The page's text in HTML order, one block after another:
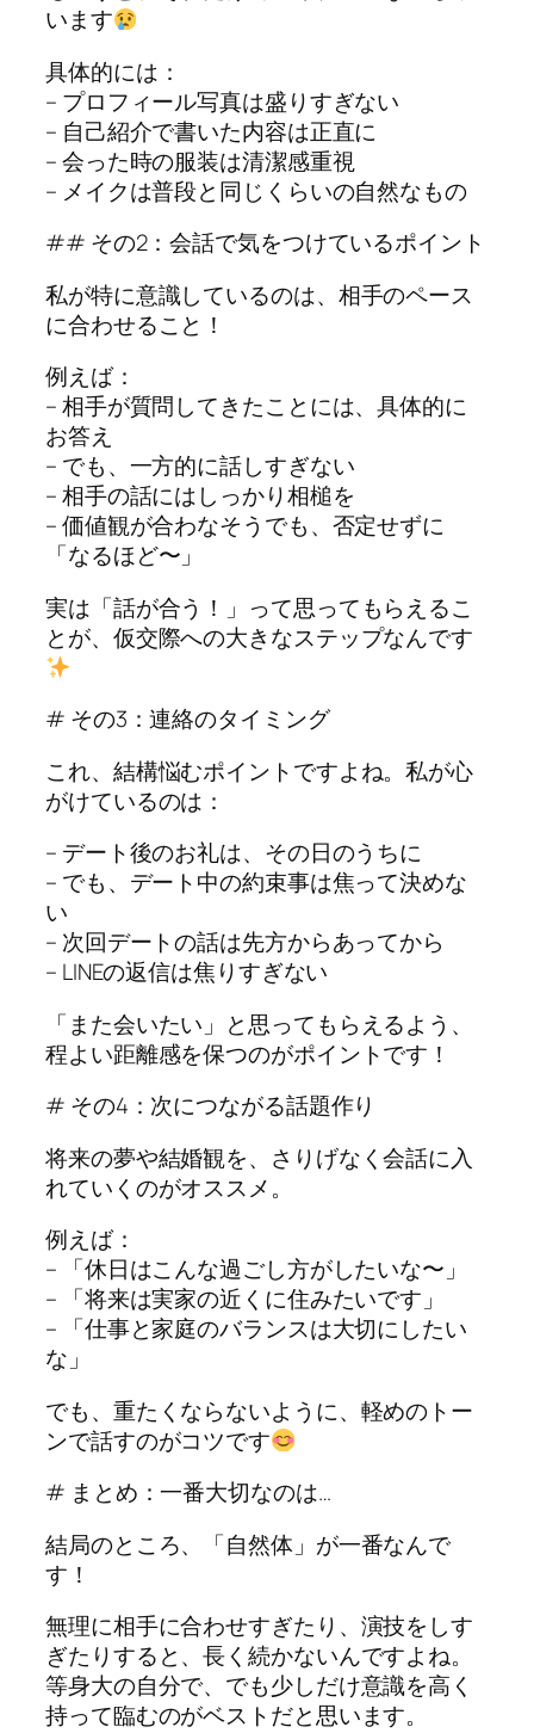
います
具体的には：
– プロフィール写真は盛りすぎない
– 自己紹介で書いた内容は正直に
– 会った時の服装は清潔感重視
– メイクは普段と同じくらいの自然なもの
## その2：会話で気をつけているポイント
私が特に意識しているのは、相手のペース
に合わせること！
例えば：
– 相手が質問してきたことには、具体的に
お答え
– でも、一方的に話しすぎない
– 相手の話にはしっかり相槌を
– 価値観が合わなそうでも、否定せずに
「なるほど〜」
実は「話が合う！」って思ってもらえるこ
とが、仮交際への大きなステップなんです
# その3：連絡のタイミング
これ、結構悩むポイントですよね。私が心
がけているのは：
– デート後のお礼は、その日のうちに
– でも、デート中の約束事は焦って決めな
い
– 次回デートの話は先方からあってから
– LINEの返信は焦りすぎない
「また会いたい」と思ってもらえるよう、
程よい距離感を保つのがポイントです！
# その4：次につながる話題作り
将来の夢や結婚観を、さりげなく会話に入
れていくのがオススメ。
例えば：
– 「休日はこんな過ごし方がしたいな〜」
– 「将来は実家の近くに住みたいです」
– 「仕事と家庭のバランスは大切にしたい
な」
でも、重たくならないように、軽めのトー
ンで話すのがコツです
# まとめ：一番大切なのは…
結局のところ、「自然体」が一番なんで
す！
無理に相手に合わせすぎたり、演技をしす
ぎたりすると、長く続かないんですよね。
等身大の自分で、でも少しだけ意識を高く
持って臨むのがベストだと思います。